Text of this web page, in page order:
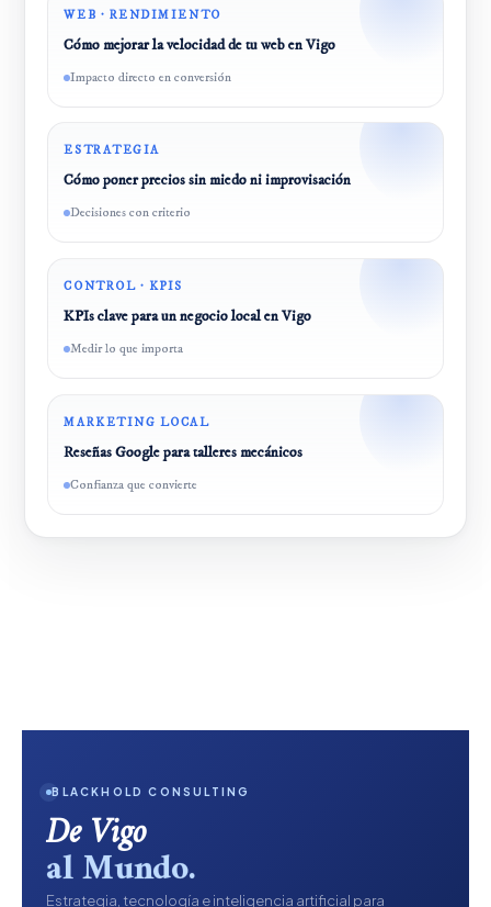
WEB · RENDIMIENTO
Cómo mejorar la velocidad de tu web en Vigo
Impacto directo en conversión
ESTRATEGIA
Cómo poner precios sin miedo ni improvisación
Decisiones con criterio
CONTROL · KPIS
KPIs clave para un negocio local en Vigo
Medir lo que importa
MARKETING LOCAL
Reseñas Google para talleres mecánicos
Confianza que convierte
BLACKHOLD CONSULTING
De Vigo
al Mundo.
Estrategia, tecnología e inteligencia artificial para